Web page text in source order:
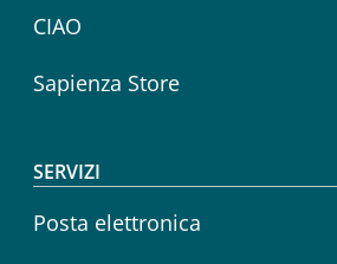
CIAO
Sapienza Store
SERVIZI
Posta elettronica